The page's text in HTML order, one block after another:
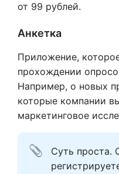
от 99 рублей.
Анкетка
Приложение,
прохождении
Например, о новых
которые компании
маркетинговое
Суть проста.